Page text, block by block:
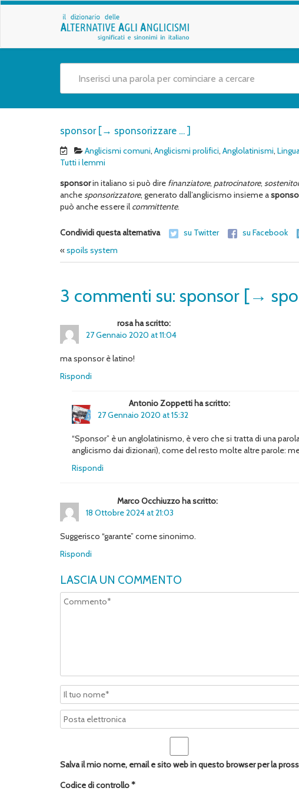
sponsor [→ sponsorizzare … ]
Anglicismi comuni, Anglicismi prolifici, Anglolatinismi,
Tutti i lemmi
sponsorin italiano si può dire finanziatore, patrocinatore,
anchesponsorizzatore, generato dall’anglicismo insieme a
può anche essere il committente.
Condividi questa alternativa su Twitter su Facebook
«spoils system
3 commenti su: sponsor [→
rosa ha scritto:
27 Gennaio 2020 at 11:04
ma sponsor è latino!
Rispondi
Antonio Zoppetti ha scritto:
27 Gennaio 2020 at 15:32
“Sponsor” è un anglolatinismo, è vero che si tratta di una
anglicismo dai dizionari), come del resto molte altre parole:
Rispondi
Marco Occhiuzzo ha scritto:
18 Ottobre 2024 at 21:03
Suggerisco “garante” come sinonimo.
Rispondi
LASCIA UN COMMENTO
Salva il mio nome, email e sito web in questo browser per la
Codice di controllo*